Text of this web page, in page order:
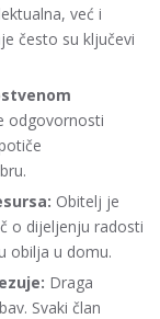
već i
često su ključevi
odgovornosti
Obitelj je
o dijeljenju radosti
obilja u domu.
Draga
Svaki član